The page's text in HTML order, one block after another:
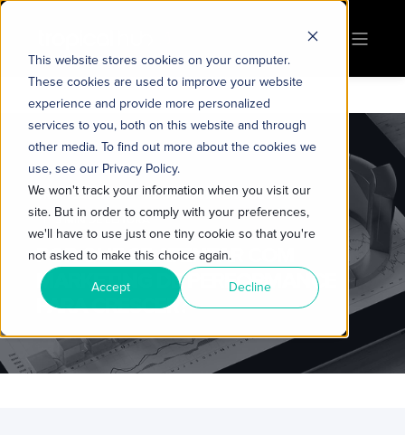
This website stores cookies on your computer.
These cookies are used to improve your website
experience and provide more personalized
services to you, both on this website and through
other media. To find out more about the cookies we
use, see our Privacy Policy.
We won't track your information when you visit our
site. But in order to comply with your preferences,
we'll have to use just one tiny cookie so that you're
not asked to make this choice again.
Accept Decline
TROPICAL HUB
22 DE NOVEMBRO DE 2017
3 MIN DE LEITURA
POR QUE SE ATENTAR COM
MARKETING DE PERFORMANCE
PARA CRESCER?